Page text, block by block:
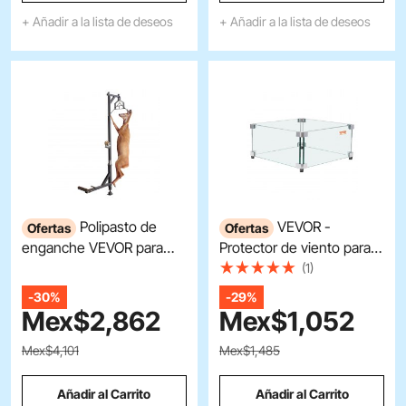
agua dulce.
+ Añadir a la lista de deseos
ruedas.
+ Añadir a la lista de deseos
Ofertas Polipasto de
enganche VEVOR para
carga de 400 lb, polipasto
de enganche para caza,
polipasto de enganche
para ciervos de camión
con juego de elevación
de cabrestante, receptor
de enganche de 2
-30%
Mex$2,862
Mex$4,101
Añadir al Carrito
Ofertas VEVOR -
Protector de viento para
fogatas de gas cuadradas
(21 x 21 x 7,5 pulgadas),
transparente, vidrio
templado, 0,31 pulgadas
de grosor, panel de vidrio
con soporte de esquina
resistente y patas
(1)
-29%
Mex$1,052
Mex$1,485
Añadir al Carrito